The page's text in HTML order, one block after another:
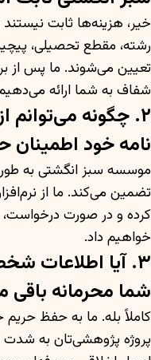
خیر، هزینه‌ها ثابت
رشته، مقطع تحصیلی،
تعیین می‌شوند. ما پس از
شفاف به شما ارائه
۲. چگونه
نامه خود اطمینان
تضمین می‌کند. ما از
کرده و در صورت درخواست،
خواهیم داد.
۳. آیا اطلاعات
شما محرمانه باقی
کاملاً بله. ما به حفظ
پروژه پژوهشی‌تان به